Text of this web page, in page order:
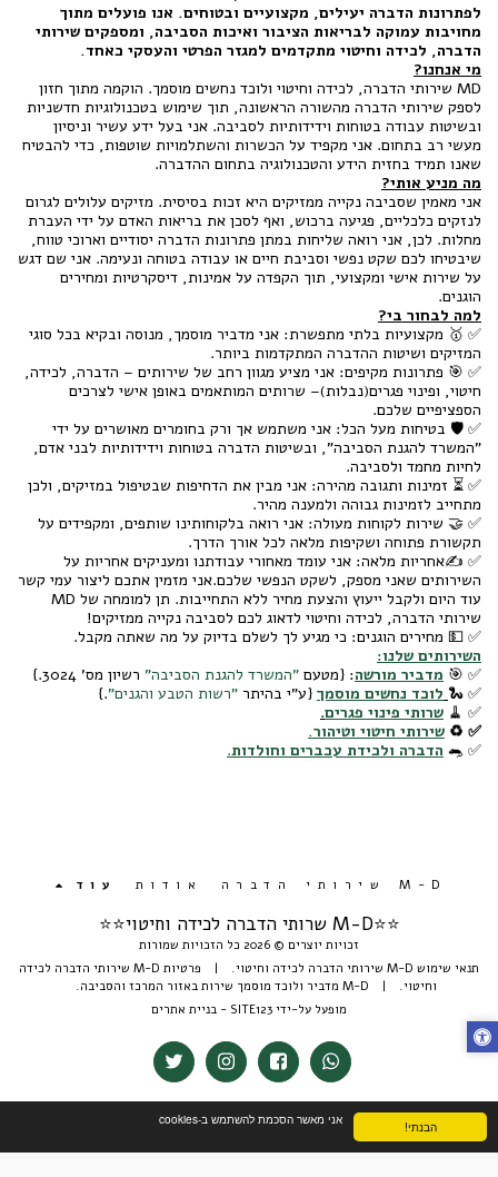
הבנתי! אני מאשר הסכמת להשתמש ב-cookies
לפתרונות הדברה יעילים, מקצועיים ובטוחים. אנו פועלים מתוך
מחויבות עמוקה לבריאות הציבור ואיכות הסביבה, ומספקים שירותי
הדברה, לכידה וחיטוי מתקדמים למגזר הפרטי והעסקי כאחד.
מי אנחנו?
MD שירותי הדברה, לכידה וחיטוי ולוכד נחשים מוסמך. הוקמה מתוך חזון
לספק שירותי הדברה מהשורה הראשונה, תוך שימוש בטכנולוגיות חדשניות
ובשיטות עבודה בטוחות וידידותיות לסביבה. אני בעל ידע עשיר וניסיון
מעשי רב בתחום. אני מקפיד על הכשרות והשתלמויות שוטפות, כדי להבטיח
שאנו תמיד בחזית הידע והטכנולוגיה בתחום ההדברה.
מה מניע אותי?
אני מאמין שסביבה נקייה ממזיקים היא זכות בסיסית. מזיקים עלולים לגרום
לנזקים כלכליים, פגיעה ברכוש, ואף לסכן את בריאות האדם על ידי העברת
מחלות. לכן, אני רואה שליחות במתן פתרונות הדברה יסודיים וארוכי טווח,
שיבטיחו לכם שקט נפשי וסביבת חיים או עבודה בטוחה ונעימה. אני שם דגש
על שירות אישי ומקצועי, תוך הקפדה על אמינות, דיסקרטיות ומחירים
הוגנים.
למה לבחור בי?
✅ 🥇 מקצועיות בלתי מתפשרת: אני מדביר מוסמך, מנוסה ובקיא בכל סוגי
המזיקים ושיטות ההדברה המתקדמות ביותר.
✅ 🎯 פתרונות מקיפים: אני מציע מגוון רחב של שירותים – הדברה, לכידה,
חיטוי, ופינוי פגרים(נבלות)– שרותים המותאמים באופן אישי לצרכים
הספציפיים שלכם.
✅ 🛡️ בטיחות מעל הכל: אני משתמש אך ורק בחומרים מאושרים על ידי
"המשרד להגנת הסביבה", ובשיטות הדברה בטוחות וידידותיות לבני אדם,
לחיות מחמד ולסביבה.
✅ ⏳ זמינות ותגובה מהירה: אני מבין את הדחיפות שבטיפול במזיקים, ולכן
מתחייב לזמינות גבוהה ולמענה מהיר.
✅ 🤝 שירות לקוחות מעולה: אני רואה בלקוחותינו שותפים, ומקפידים על
תקשורת פתוחה ושקיפות מלאה לכל אורך הדרך.
✅ ✍️אחריות מלאה: אני עומד מאחורי עבודתנו ומעניקים אחריות על
השירותים שאני מספק, לשקט הנפשי שלכם.אני מזמין אתכם ליצור עמי קשר
עוד היום ולקבל ייעוץ והצעת מחיר ללא התחייבות. תן למומחה של MD
שירותי הדברה, לכידה וחיטוי לדאוג לכם לסביבה נקייה ממזיקים!
✅ 💵 מחירים הוגנים: כי מגיע לך לשלם בדיוק על מה שאתה מקבל.
השירותים שלנו:
✅ 🎯 מדביר מורשה: {מטעם "המשרד להגנת הסביבה" רשיון מס' 3024.}
✅ 🐍 לוכד נחשים מוסמך {ע"י בהיתר "רשות הטבע והגנים".}
✅ 🧹 שרותי פינוי פגרים.
✅ ♻️ שירותי חיטוי וטיהור.
✅ 🐀 הדברה ולכידת עכברים וחולדות.
⭐️⭐️M-D שרותי הדברה לכידה וחיטוי⭐⭐
זכויות יוצרים © 2026 כל הזכויות שמורות
תנאי שימוש M-D שירותי הדברה לכידה וחיטוי.
|
פרטיות M-D שירותי הדברה לכידה
וחיטוי. | M-D מדביר ולוכד מוסמך שירות באזור המרכז והסביבה.
מופעל על-ידי SITE123
- בניית אתרים
M-D שירותי הדברה אודות עוד